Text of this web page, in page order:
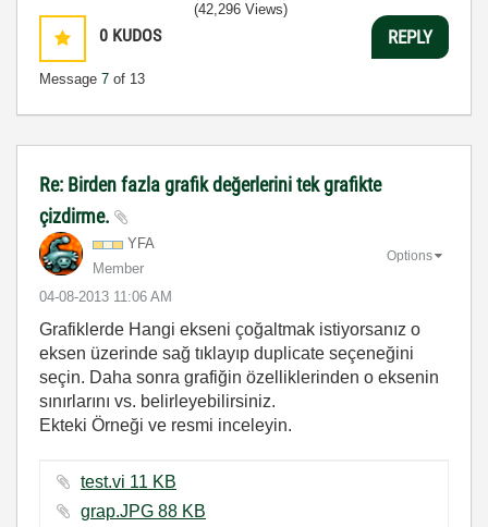
0 KUDOS
Message 7 of 13
(42,296 Views)
REPLY
Re: Birden fazla grafik değerlerini tek grafikte
çizdirme.
YFA
Member
‎04-08-2013 11:06 AM
Options
Grafiklerde Hangi ekseni çoğaltmak istiyorsanız o
eksen üzerinde sağ tıklayıp duplicate seçeneğini
seçin. Daha sonra grafiğin özelliklerinden o eksenin
sınırlarını vs. belirleyebilirsiniz.
Ekteki Örneği ve resmi inceleyin.
test.vi ‏11 KB
grap.JPG ‏88 KB